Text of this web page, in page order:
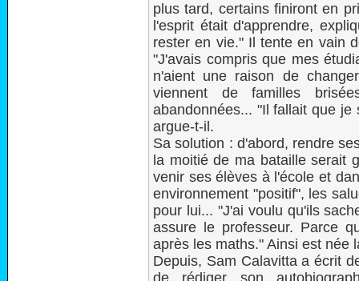
plus tard, certains finiront en
l'esprit était d'apprendre,
rester en vie." Il tente en vain
"J'avais compris que mes
n'aient une raison de
viennent de familles
abandonnées... "Il fallait que
argue-t-il.
Sa solution : d'abord, rendre
la moitié de ma bataille serait
venir ses élèves à l'école et
environnement "positif", les
pour lui... "J'ai voulu qu'ils
assure le professeur. Parce
après les maths." Ainsi est née
Depuis, Sam Calavitta a écrit
de rédiger son